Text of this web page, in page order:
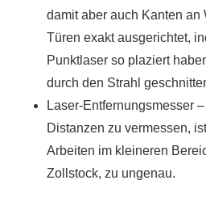
damit aber auch Kanten an
Türen exakt ausgerichtet,
Punktlaser so plaziert
durch den Strahl
Laser-Entfernungsmesser
Distanzen zu vermessen,
Arbeiten im kleineren
Zollstock, zu ungenau.